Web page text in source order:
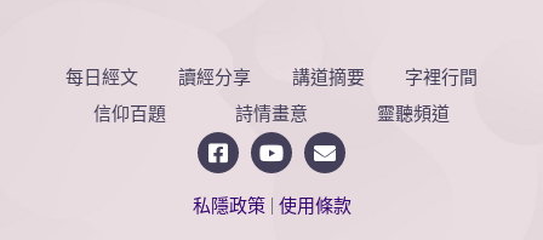
每日經文 讀經分享 講道摘要
字裡行間
信仰百題
詩情畫意 靈聽頻道
私隱政策 使用條款